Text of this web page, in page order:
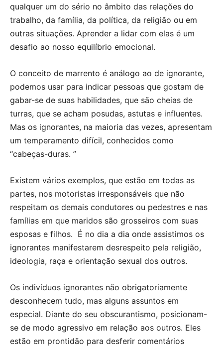
qualquer um do sério no âmbito das relações do
trabalho, da família, da política, da religião ou em
outras situações. Aprender a lidar com elas é um
desafio ao nosso equilíbrio emocional.
O conceito de marrento é análogo ao de ignorante,
podemos usar para indicar pessoas que gostam de
gabar-se de suas habilidades, que são cheias de
turras, que se acham posudas, astutas e influentes.
Mas os ignorantes, na maioria das vezes, apresentam
um temperamento difícil, conhecidos como
“cabeças-duras. ”
Existem vários exemplos, que estão em todas as
partes, nos motoristas irresponsáveis que não
respeitam os demais condutores ou pedestres e nas
famílias em que maridos são grosseiros com suas
esposas e filhos. É no dia a dia onde assistimos os
ignorantes manifestarem desrespeito pela religião,
ideologia, raça e orientação sexual dos outros.
Os indivíduos ignorantes não obrigatoriamente
desconhecem tudo, mas alguns assuntos em
especial. Diante do seu obscurantismo, posicionam-
se de modo agressivo em relação aos outros. Eles
estão em prontidão para desferir comentários